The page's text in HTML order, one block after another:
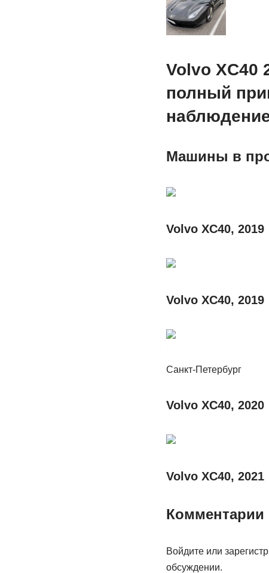
Volvo XC40
полный
Машины в
Volvo XC40, 2019
Volvo XC40, 2019
Санкт-Петербург
Volvo XC40, 2020
Volvo XC40, 2021
Комментарии
Войдите или
обсуждении.